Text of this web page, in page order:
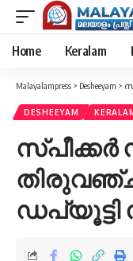
Home Keralam
Malayalampress > Desheeyam >
DESHEEYAM
സ്പീക്കര്‍
ഡപ്യൂട്ടി